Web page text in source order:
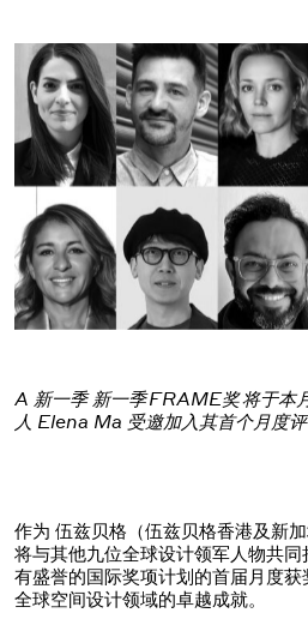
A 新一季 新一季FRAME奖将于本
人 Elena Ma 受邀加入其首个月度
作为 伍兹贝格（伍兹贝格香港及新
将与其他九位全球设计领军人物共
有盛誉的国际奖项计划的首届月度
全球空间设计领域的卓越成就。